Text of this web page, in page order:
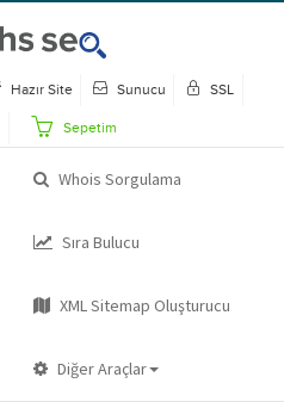
Hazır Site Sunucu SSL
Sepetim
Whois Sorgulama
Sıra Bulucu
XML Sitemap Oluşturucu
Diğer Araçlar